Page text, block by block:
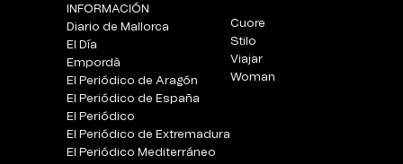
INFORMACIÓN
Diario de Mallorca
El Día
Empordà
El Periódico de Aragón
El Periódico de España
El Periódico
El Periódico de Extremadura
El Periódico Mediterráneo
Cuore
Stilo
Viajar
Woman